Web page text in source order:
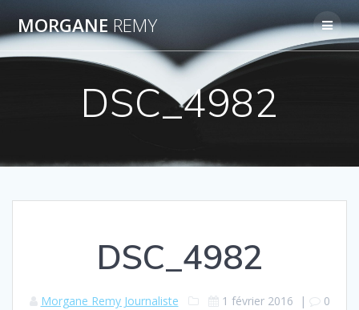
contenu
MORGANE REMY
DSC_4982
DSC_4982
Morgane Remy Journaliste 1 février 2016 | 0